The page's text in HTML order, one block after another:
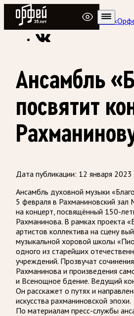
Радио Орфей
Радио классической музыки
Ансамбль
посвятит
Дата публикации: 12 января 2023
Ансамбль духовной музыки
5 февраля в Рахманиновский зал
на концерт, посвящённый 150-
Рахманинова. В рамках проекта
артистов коллектива на сцену
музыкальной хоровой школы
одного из старейших
учреждений. Прозвучат
Рахманинова и произведения
и Всенощное бдение. Ведущий
Он расскажет о путях и
искусства рахманиновской эпохи.
По материалам пресс-службы